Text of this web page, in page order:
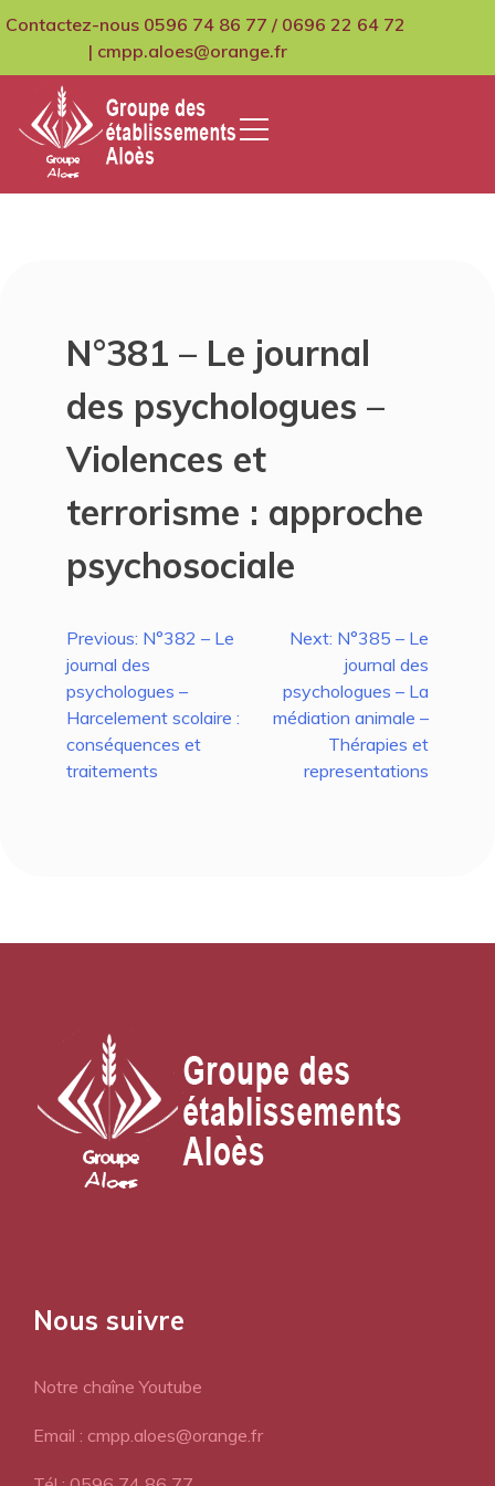
Contactez-nous 0596 74 86 77 / 0696 22 64 72
| cmpp.aloes@orange.fr
GCMPIH Aloes
N°381 – Le journal
des psychologues –
Violences et
terrorisme : approche
psychosociale
Navigation
de
l’article
Previous: N°382 – Le
journal des
psychologues –
Harcelement scolaire :
conséquences et
traitements
Next: N°385 – Le
journal des
psychologues – La
médiation animale –
Thérapies et
representations
Nous suivre
Notre chaîne Youtube
Email : cmpp.aloes@orange.fr